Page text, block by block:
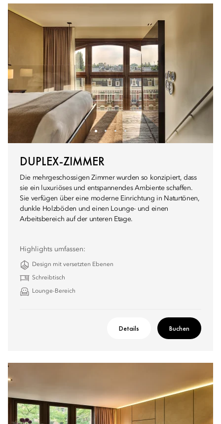
DUPLEX-ZIMMER
Die mehrgeschossigen Zimmer wurden so konzipiert, dass
sie ein luxuriöses und entspannendes Ambiente schaffen.
Sie verfügen über eine moderne Einrichtung in Naturtönen,
dunkle Holzböden und einen Lounge- und einen
Arbeitsbereich auf der unteren Etage.
Highlights umfassen:
Design mit versetzten Ebenen
Schreibtisch
Lounge-Bereich
Details Buchen